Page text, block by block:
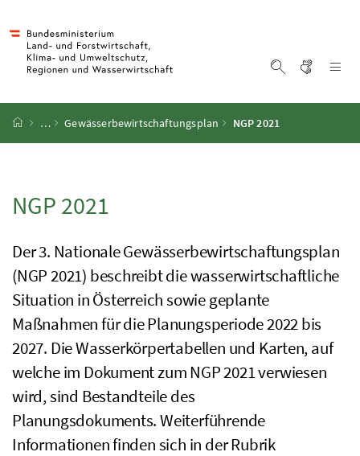
Startseite
… Gewässerbewirtschaftungsplan NGP 2021
NGP 2021
Der 3. Nationale Gewässerbewirtschaftungsplan
(NGP2021) beschreibt die wasserwirtschaftliche
Situation in Österreich sowie geplante
Maßnahmen für die Planungsperiode 2022 bis
2027. Die Wasserkörpertabellen und Karten, auf
welche im Dokument zumNGP2021 verwiesen
wird, sind Bestandteile des
Planungsdokuments. Weiterführende
Informationen finden sich in der Rubrik